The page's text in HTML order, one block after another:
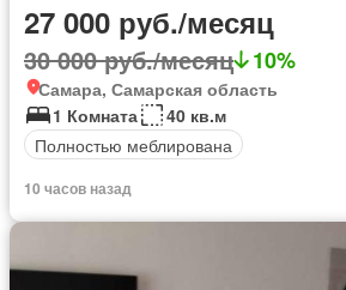
27 000 руб./месяц
30 000 руб./месяц 10%
Самара, Самарская область
1 Комната
40 кв.м
Полностью меблирована
10 часов назад